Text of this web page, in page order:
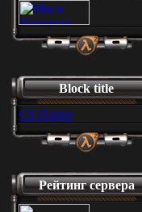
Block title
CS Плеер
Рейтинг сервера